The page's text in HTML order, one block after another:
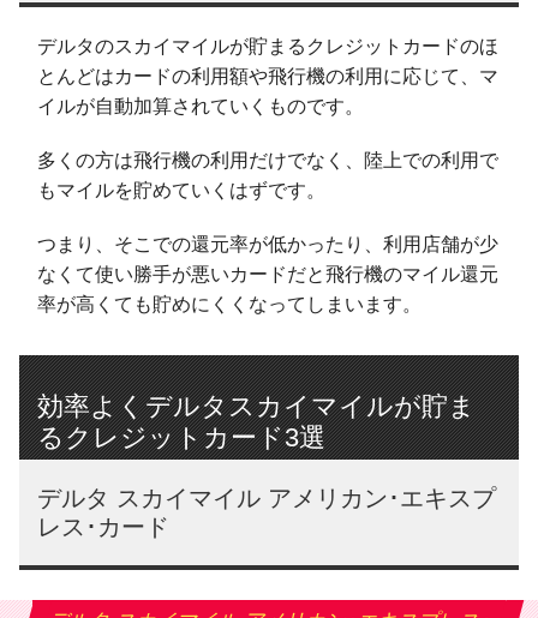
デルタのスカイマイルが貯まるクレジットカードのほ
とんどはカードの利用額や飛行機の利用に応じて、マ
イルが自動加算されていくものです。
多くの方は飛行機の利用だけでなく、陸上での利用で
もマイルを貯めていくはずです。
つまり、そこでの還元率が低かったり、利用店舗が少
なくて使い勝手が悪いカードだと飛行機のマイル還元
率が高くても貯めにくくなってしまいます。
効率よくデルタスカイマイルが貯ま
るクレジットカード3選
デルタ スカイマイル アメリカン･エキスプ
レス･カード